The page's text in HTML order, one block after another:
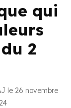
qui
2
le 26 novembre